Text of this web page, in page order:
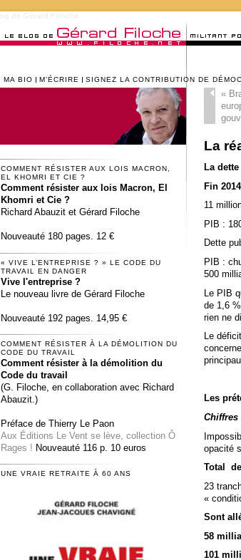
MA BIO M’ÉCRIRE SIGNEZ LA CONTRIBUTION DE
«
La
La
Fin 2014
11
PIB :
Dette
PIB :
500
Le PIB
de 1,6
rien ne
Le
Les
Chiffres
opacité
Total
23
«
Sont
58
101
COMMENT RÉSISTER AUX LOIS MACRON,
EL KHOMRI ET CIE ?
Comment résister aux lois Macron, El
Khomri et Cie ?
Richard Abauzit et Gérard Filoche
Nouveauté 180 pages. 12 €
« VIVE L’ENTREPRISE ? » LE CODE DU
TRAVAIL EN DANGER
Vive l'entreprise ?
Le nouveau livre de Gérard Filoche
Nouveauté 192 pages. 14,95 €
COMMENT RÉSISTER À LA DÉMOLITION DU
CODE DU TRAVAIL
Comment résister à la démolition du
Code du travail
(G. Filoche, en collaboration avec Richard
Abauzit.)
Préface de Thierry Le Paon
Aux Éditions Le Vent se lève, collection Ô
Rages ! Nouveauté 116 p. 10 euros
UNE VRAIE RETRAITE À 60 ANS